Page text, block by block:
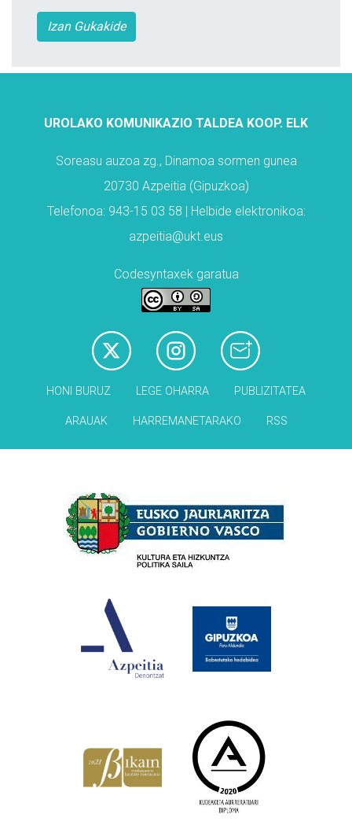
Izan Gukakide
UROLAKO KOMUNIKAZIO TALDEA KOOP. ELK
Soreasu auzoa zg., Dinamoa sormen gunea
20730 Azpeitia (Gipuzkoa)
Telefonoa: 943-15 03 58 | Helbide elektronikoa:
azpeitia@ukt.eus
Codesyntaxek garatua
HONI BURUZ LEGE OHARRA PUBLIZITATEA
ARAUAK HARREMANETARAKO RSS